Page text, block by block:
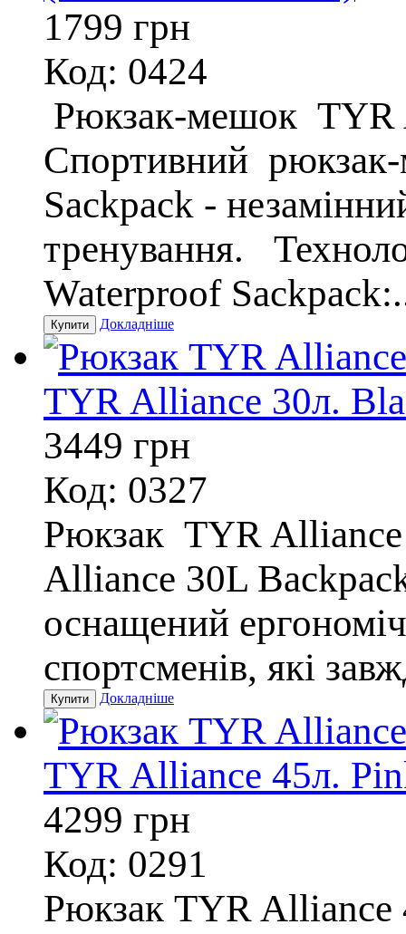
1799 грн
Код: 0424
Рюкзак-мешок TYR
Спортивний
Sackpack -
тренування.
Waterproof
Докладніше
TYR Alliance 30л.
3449 грн
Код: 0327
Рюкзак TYR
Alliance 30L
оснащений
спортсменів, які
Докладніше
TYR Alliance 45л.
4299 грн
Код: 0291
Рюкзак TYR Alliance